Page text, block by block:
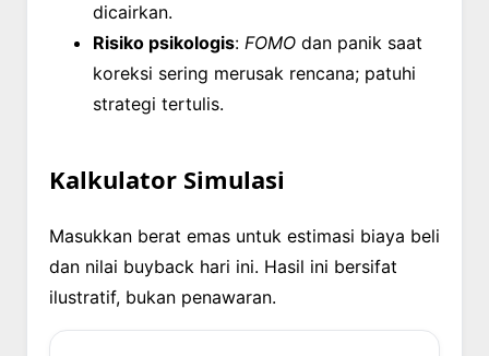
dicairkan.
Risiko psikologis: FOMO dan panik saat
koreksi sering merusak rencana; patuhi
strategi tertulis.
Kalkulator Simulasi
Masukkan berat emas untuk estimasi biaya beli
dan nilai buyback hari ini. Hasil ini bersifat
ilustratif, bukan penawaran.